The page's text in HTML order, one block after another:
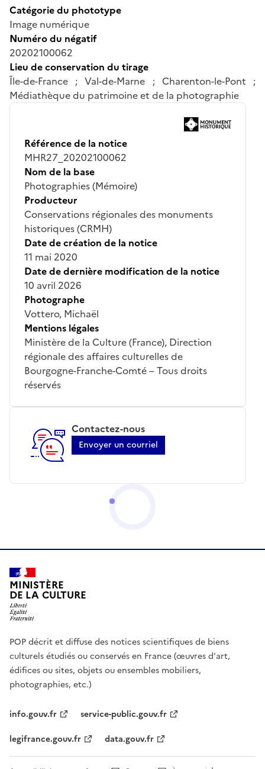
Catégorie du phototype
Image numérique
Numéro du négatif
20202100062
Lieu de conservation du tirage
Île-de-France ; Val-de-Marne ; Charenton-le-Pont ;
Médiathèque du patrimoine et de la photographie
Référence de la notice
MHR27_20202100062
Nom de la base
Photographies (Mémoire)
Producteur
Conservations régionales des monuments
historiques (CRMH)
Date de création de la notice
11 mai 2020
Date de dernière modification de la notice
10 avril 2026
Photographe
Vottero, Michaël
Mentions légales
Ministère de la Culture (France), Direction
régionale des affaires culturelles de
Bourgogne-Franche-Comté – Tous droits
réservés
Contactez-nous
Envoyer un courriel
MINISTÈRE
DE LA CULTURE
POP décrit et diffuse des notices scientifiques de biens
culturels étudiés ou conservés en France (œuvres d'art,
édifices ou sites, objets ou ensembles mobiliers,
photographies, etc.)
info.gouv.fr
service-public.gouv.fr
legifrance.gouv.fr
data.gouv.fr